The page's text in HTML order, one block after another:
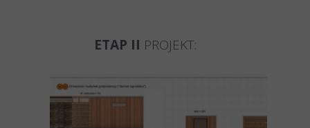
ETAP II PROJEKT: